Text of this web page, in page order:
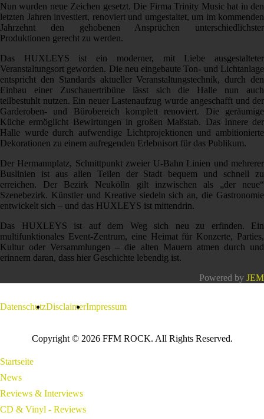
Nun wurden neue Zeichen gesetzt. Die Firma Trinity Music hat in den
letzten Jahren investiert, renoviert und umgestaltet, um im kommenden
Jahrzehnt den gehobenen Ansprüchen unterschiedlichster
Produktionen gerecht zu werden.
Das HUXLEYS ist ein moderner, mit Liebe ausgestalteter
Veranstaltungsort geworden. Die neu eingebaute Ton- und Lichtanlage
entspricht den Standards aktueller Veranstaltungstechnik, durch den
Einbau einer Zuschauertribüne lässt sich die Halle nun auch
teilbestuhlt nutzen. Ein neuer Lastenaufzug wurde angeschafft und der
Garderoben- und Bürobereich komplett renoviert. Die geräumige
Küche ermöglicht Bewirtungen in großen Maßstab. Das Innere der
Halle wurde durch aufwendige Lichtprojektionen und ambitionierte
Dekorationen zu einem aufregenden Erlebnisort für das Publikum.
Der Hermannplatz, Schnittpunkt zweier U-Bahn Linien und mehrerer
Buslinien ist aus allen Teilen der Stadt bequem und schnell zu
erreichen. Der Bezirk Neukölln gilt inzwischen als „der neue“
Szenebezirk. Künstler und Kreative siedeln sich an, die Gastronomie
entwickelt sich – und das HUXLEYS ist mittendrin.
Das HUXLEYS ist auf dem Weg sich neu zu erfinden. Ein
multifunktionales Event-Zentrum, eine Heimat für Konzerte, Parties,
Kultur oder Versammlungen – die alten Mauern atmen durch und
erinnern daran, dass hier Geschichte lebendig ist.
Powered by JEM
DatenschutzDisclaimerImpressum
Copyright © 2026 FFM ROCK. All Rights Reserved.
Startseite
News
Reviews & Interviews
CD & Vinyl - Reviews